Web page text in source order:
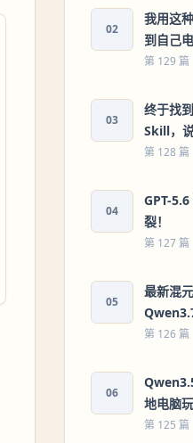
02
我用这
到自己电
第 129 篇
03
终于找
Skill，
第 128 篇
04
GPT-
裂！
第 127 篇
05
最新混
王？
第 126 篇
06
地电脑
第 125 篇